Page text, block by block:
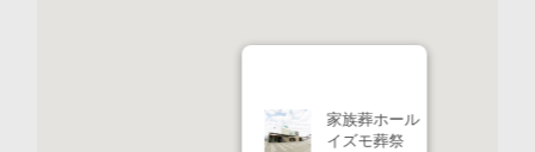
家族葬ホール
イズモ葬祭